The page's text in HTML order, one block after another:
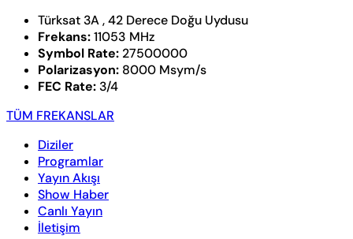
Türksat 3A , 42 Derece Doğu Uydusu
Frekans:11053 MHz
Symbol Rate: 27500000
Polarizasyon: 8000 Msym/s
FEC Rate: 3/4
TÜM FREKANSLAR
Diziler
Programlar
Yayın Akışı
Show Haber
Canlı Yayın
İletişim